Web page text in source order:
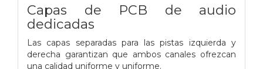
Capas de PCB de audio
dedicadas
Las capas separadas para las pistas izquierda y
derecha garantizan que ambos canales ofrezcan
una calidad uniforme y uniforme.